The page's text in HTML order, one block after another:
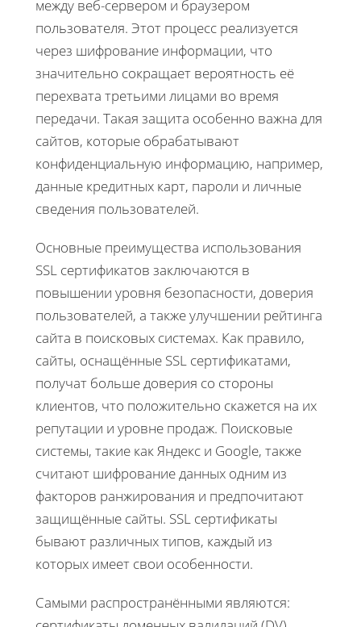
между веб-сервером и браузером
пользователя. Этот процесс реализуется
через шифрование информации, что
значительно сокращает вероятность её
перехвата третьими лицами во время
передачи. Такая защита особенно важна для
сайтов, которые обрабатывают
конфиденциальную информацию, например,
данные кредитных карт, пароли и личные
сведения пользователей.
Основные преимущества использования
SSL сертификатов заключаются в
повышении уровня безопасности, доверия
пользователей, а также улучшении рейтинга
сайта в поисковых системах. Как правило,
сайты, оснащённые SSL сертификатами,
получат больше доверия со стороны
клиентов, что положительно скажется на их
репутации и уровне продаж. Поисковые
системы, такие как Яндекс и Google, также
считают шифрование данных одним из
факторов ранжирования и предпочитают
защищённые сайты. SSL сертификаты
бывают различных типов, каждый из
которых имеет свои особенности.
Самыми распространёнными являются: